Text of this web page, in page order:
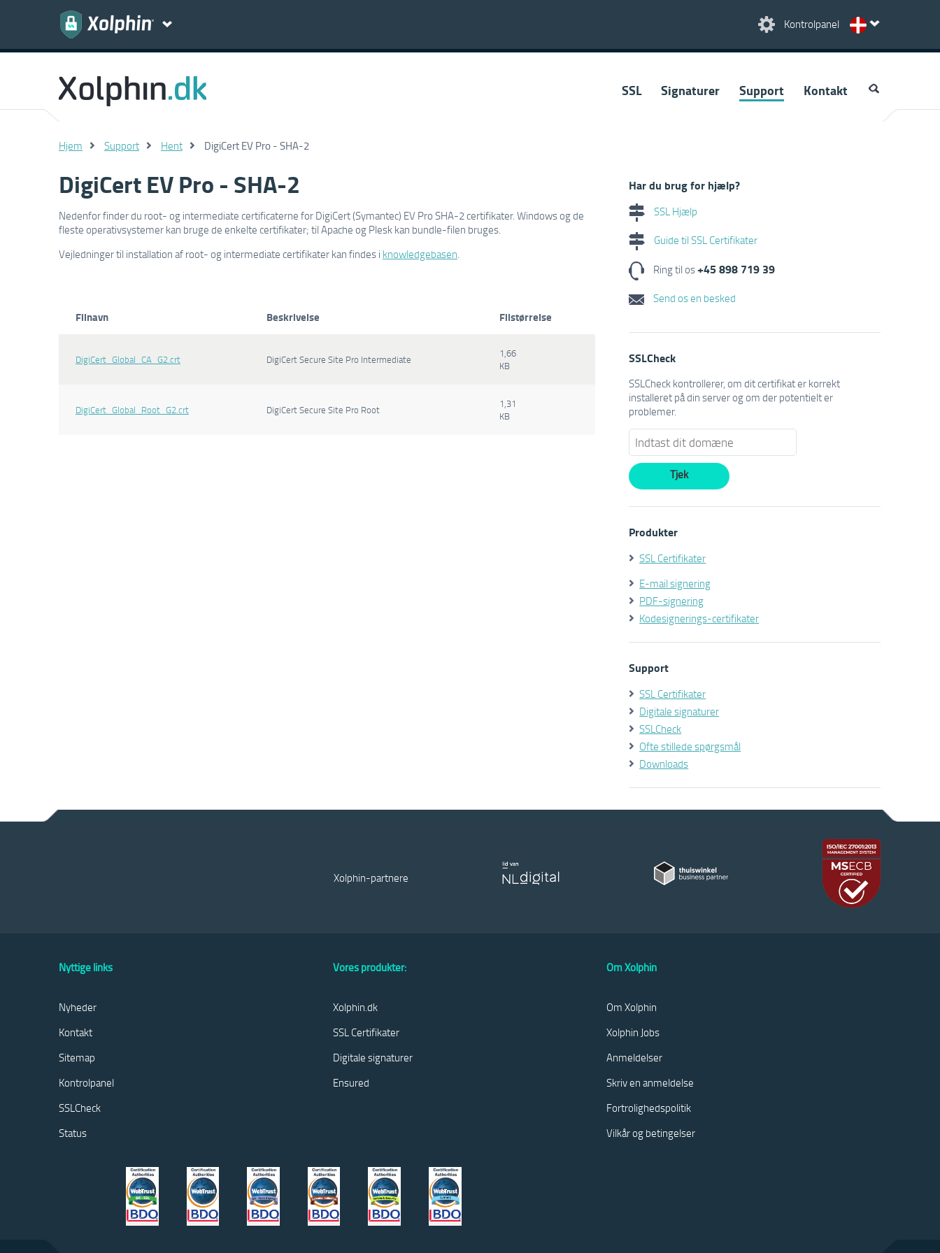
Kontrolpanel
SSL Signaturer Support Kontakt
Hjem Support Hent DigiCert EV Pro - SHA-2
DigiCert EV Pro - SHA-2
Nedenfor finder du root- og intermediate certificaterne for DigiCert (Symantec) EV Pro SHA-2 certifikater. Windows og de
fleste operativsystemer kan bruge de enkelte certifikater; til Apache og Plesk kan bundle-filen bruges.
Vejledninger til installation af root- og intermediate certifikater kan findes i knowledgebasen.
Filnavn Beskrivelse Filstørrelse
DigiCert_Global_CA_G2.crt DigiCert Secure Site Pro Intermediate
1,66
KB
DigiCert_Global_Root_G2.crt DigiCert Secure Site Pro Root
1,31
KB
Har du brug for hjælp?
SSL Hjælp
Guide til SSL Certifikater
Ring til os+45 898 719 39
Send os en besked
SSLCheck
SSLCheck kontrollerer, om dit certifikat er korrekt
installeret på din server og om der potentielt er
problemer.
Produkter
SSL Certifikater
E-mail signering
PDF-signering
Kodesignerings-certifikater
Support
SSL Certifikater
Digitale signaturer
SSLCheck
Ofte stillede spørgsmål
Downloads
Xolphin-partnere
Nyttige links
Nyheder
Kontakt
Sitemap
Kontrolpanel
SSLCheck
Status
Vores produkter:
Xolphin.dk
SSL Certifikater
Digitale signaturer
Ensured
Om Xolphin
Om Xolphin
Xolphin Jobs
Anmeldelser
Skriv en anmeldelse
Fortrolighedspolitik
Vilkår og betingelser